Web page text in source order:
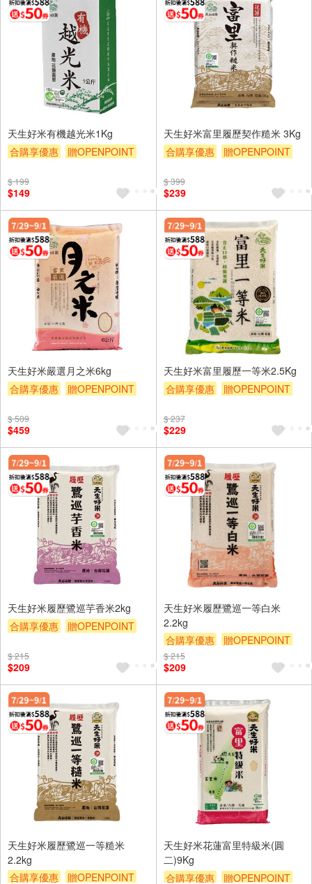
天生好米有機越光米1Kg
合購享優惠
贈OPENPOINT
$ 199
$149
天生好米富里履歷契作糙米 3Kg
合購享優惠
贈OPENPOINT
$ 399
$239
天生好米嚴選月之米6kg
合購享優惠
贈OPENPOINT
$ 509
$459
天生好米富里履歷一等米2.5Kg
合購享優惠
贈OPENPOINT
$ 237
$229
天生好米履歷鷺巡芋香米2kg
合購享優惠
贈OPENPOINT
$ 215
$209
天生好米履歷鷺巡一等白米
2.2kg
合購享優惠
贈OPENPOINT
滿額9折
$ 215
$209
天生好米履歷鷺巡一等糙米
2.2kg
合購享優惠
贈OPENPOINT
天生好米花蓮富里特級米(圓
二)9Kg
合購享優惠
贈OPENPOINT